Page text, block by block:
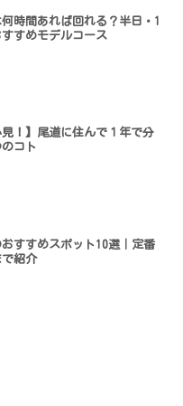
時間あれば回れる？半日・1
すすめモデルコース
見！】尾道に住んで１年で分
コト
すすめスポット10選｜定番
紹介